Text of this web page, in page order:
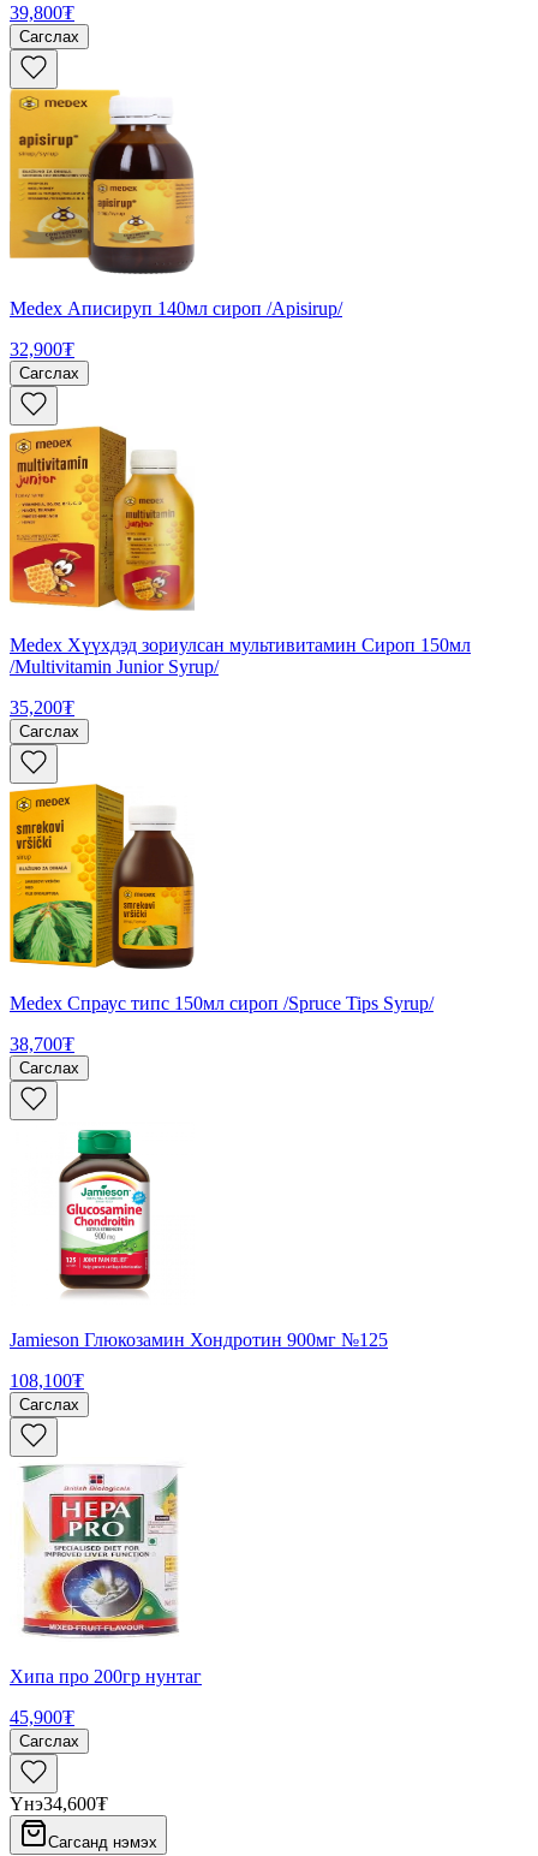
39,800₮
Сагслах
Medex Аписируп 140мл сироп /Apisirup/
32,900₮
Сагслах
Medex Хүүхдэд зориулсан мультивитамин Сироп 150мл
/Multivitamin Junior Syrup/
35,200₮
Сагслах
Medex Спраус типс 150мл сироп /Spruce Tips Syrup/
38,700₮
Сагслах
Jamieson Глюкозамин Хондротин 900мг №125
108,100₮
Сагслах
Хипа про 200гр нунтаг
45,900₮
Сагслах
Үнэ34,600₮
Сагсанд нэмэх